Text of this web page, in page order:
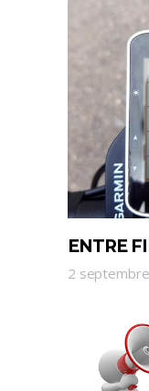
ENTRE
2